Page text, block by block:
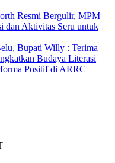
Resmi Bergulir, MPM
dan Aktivitas Seru untuk
Bupati Willy : Terima
Budaya Literasi
Positif di ARRC